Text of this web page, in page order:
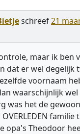
schreef21
maar ik ben
dat er wel degelijk
voornaam
waarschijnlijk wel
was het de
familie
opa's Theodoor